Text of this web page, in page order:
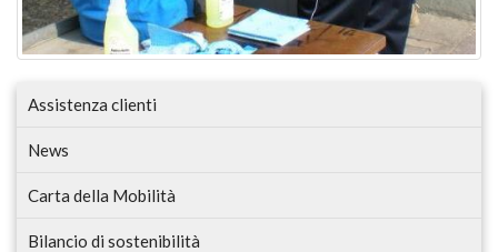
Assistenza clienti
News
Carta della Mobilità
Bilancio di sostenibilità